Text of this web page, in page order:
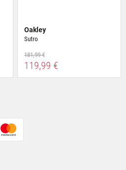
Oakley
Sutro
181,99 €
119,99 €